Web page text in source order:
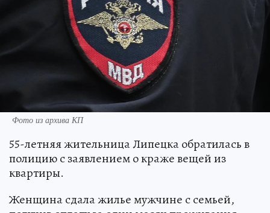
Фото из архива КП
55-летняя жительница Липецка обратилась в
полицию с заявлением о краже вещей из
квартиры.
Женщина сдала жилье мужчине с семьей,